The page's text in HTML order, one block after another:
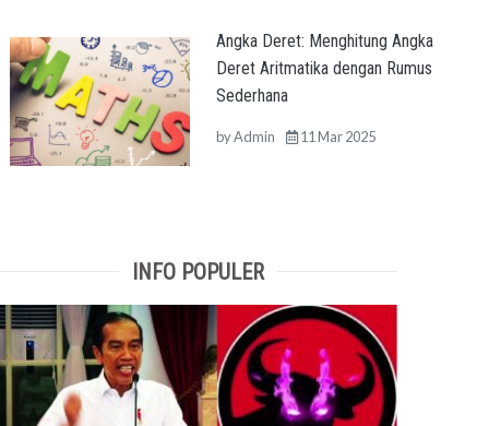
Angka Deret: Menghitung Angka
Deret Aritmatika dengan Rumus
Sederhana
byAdmin 11 Mar 2025
INFO POPULER